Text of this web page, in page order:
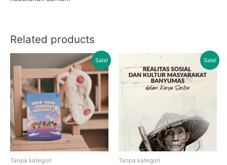
Related products
Sale!
Tanpa kategori
Sale!
Tanpa kategori